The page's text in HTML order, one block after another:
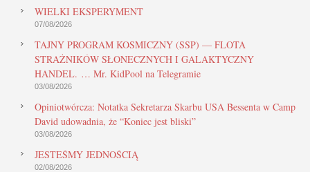
WIELKI EKSPERYMENT
07/08/2026
TAJNY PROGRAM KOSMICZNY (SSP) — FLOTA
STRAŻNIKÓW SŁONECZNYCH I GALAKTYCZNY
HANDEL. … Mr. KidPool na Telegramie
03/08/2026
Opiniotwórcza: Notatka Sekretarza Skarbu USA Bessenta w Camp
David udowadnia, że “Koniec jest bliski”
03/08/2026
JESTEŚMY JEDNOŚCIĄ
02/08/2026